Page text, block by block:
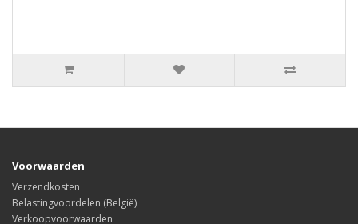
Voorwaarden
Verzendkosten
Belastingvoordelen (België)
Verkoopvoorwaarden